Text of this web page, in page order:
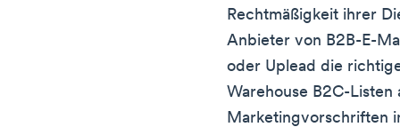
Rechtmäßigkeit ihrer
Anbieter von B2B-E-
oder Uplead die
Warehouse B2C-
Marketingvorschriften